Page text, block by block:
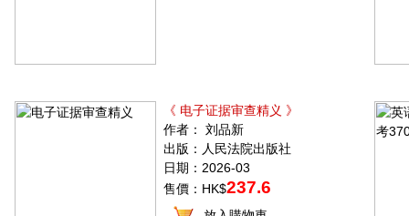
《 电子证据审查精义 》
作者： 刘品新
出版：人民法院出版社
日期：2026-03
售價：HK$237.6